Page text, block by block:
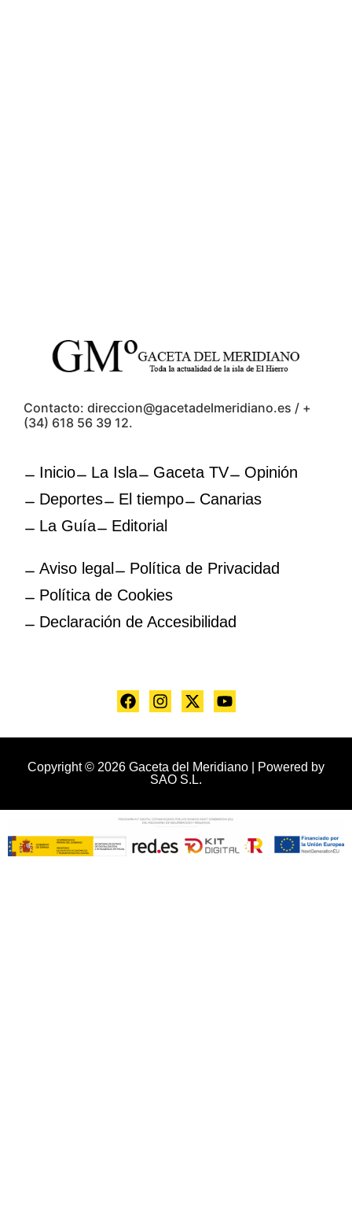
Contacto: direccion@gacetadelmeridiano.es / +
(34) 618 56 39 12.
Inicio La Isla Gaceta TV
Opinión
Deportes
El tiempo
Canarias
La Guía
Editorial
Aviso legal
Política de Privacidad
Política de Cookies
Declaración de Accesibilidad
Copyright © 2026 Gaceta del Meridiano | Powered by
SAO S.L.